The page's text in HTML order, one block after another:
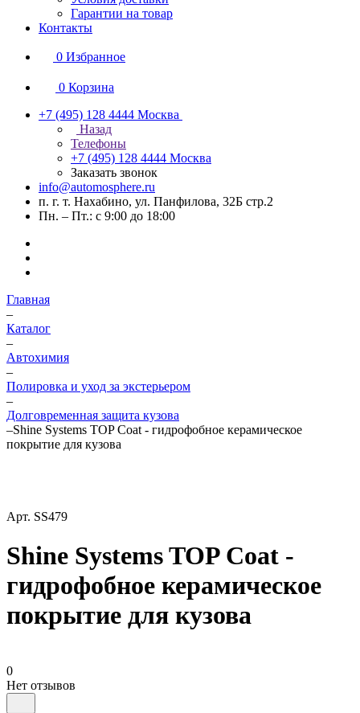
Гарантии на товар
Контакты
0 Избранное
0 Корзина
+7 (495) 128 4444 Москва
Назад
Телефоны
+7 (495) 128 4444 Москва
Заказать звонок
info@automosphere.ru
п. г. т. Нахабино, ул. Панфилова, 32Б стр.2
Пн. – Пт.: с 9:00 до 18:00
Главная
–
Каталог
–
Автохимия
–
Полировка и уход за экстерьером
–
Долговременная защита кузова
–Shine Systems TOP Coat - гидрофобное керамическое
покрытие для кузова
Арт. SS479
Shine Systems TOP Coat -
гидрофобное керамическое
покрытие для кузова
0
Нет отзывов